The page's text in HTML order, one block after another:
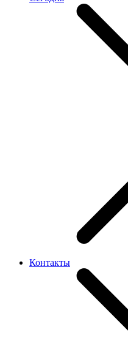
Контакты